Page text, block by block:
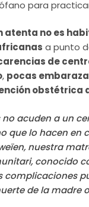
para
atenta no es
a punto
de
, pocas
obstétrica
no acuden a un
que lo hacen en
nuestra
conocido
complicaciones
de la madre